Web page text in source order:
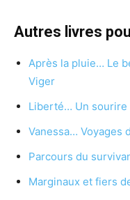
Autres livres
Après la pluie… Le
Viger
Liberté… Un
Vanessa… Voyages
Parcours du
Marginaux et fiers